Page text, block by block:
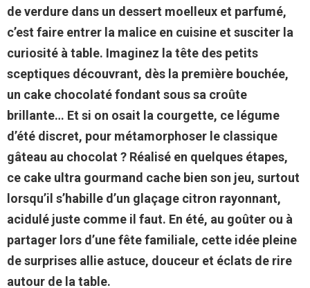
de verdure dans un dessert moelleux et parfumé,
c’est faire entrer la malice en cuisine et susciter la
curiosité à table. Imaginez la tête des petits
sceptiques découvrant, dès la première bouchée,
un cake chocolaté fondant sous sa croûte
brillante… Et si on osait la courgette, ce légume
d’été discret, pour métamorphoser le classique
gâteau au chocolat ? Réalisé en quelques étapes,
ce cake ultra gourmand cache bien son jeu, surtout
lorsqu’il s’habille d’un glaçage citron rayonnant,
acidulé juste comme il faut. En été, au goûter ou à
partager lors d’une fête familiale, cette idée pleine
de surprises allie astuce, douceur et éclats de rire
autour de la table.